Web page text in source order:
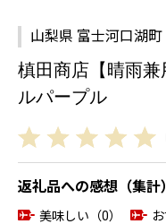
山梨県 富士河口湖町
槙田商店【晴雨
ルパープル
返礼品への感想（集計）
美味しい（0）